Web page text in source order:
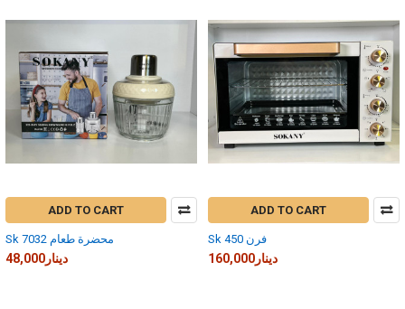
ADD TO CART
Sk 7032 محضرة طعام
48,000دينار
ADD TO CART
Sk 450 فرن
160,000دينار